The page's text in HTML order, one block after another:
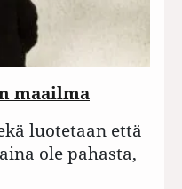
maailma
luotetaan että
ole pahasta,